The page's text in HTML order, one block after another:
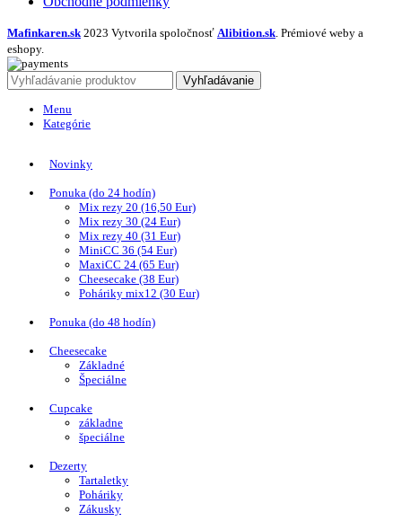
Mafinkaren.sk 2023 Vytvorila spoločnosť Alibition.sk. Prémiové weby a
eshopy.
Vyhľadávanie
Menu
Kategórie
Novinky
Ponuka (do 24 hodín)
Mix rezy 20 (16,50 Eur)
Mix rezy 30 (24 Eur)
Mix rezy 40 (31 Eur)
MiniCC 36 (54 Eur)
MaxiCC 24 (65 Eur)
Cheesecake (38 Eur)
Poháriky mix12 (30 Eur)
Ponuka (do 48 hodín)
Cheesecake
Základné
Špeciálne
Cupcake
základne
špeciálne
Dezerty
Tartaletky
Poháriky
Zákusky